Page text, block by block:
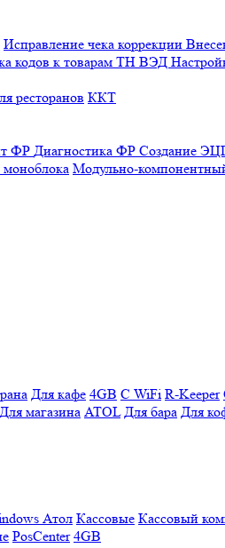
Исправление чека коррекции
кодов к товарам ТН ВЭД
ресторанов ККТ
ФР Диагностика ФР Создание
моноблока Модульно-
Для кафе 4GB С WiFi R-Keeper
Для магазина ATOL Для бара Для
Атол Кассовые Кассовый
PosCenter 4GB